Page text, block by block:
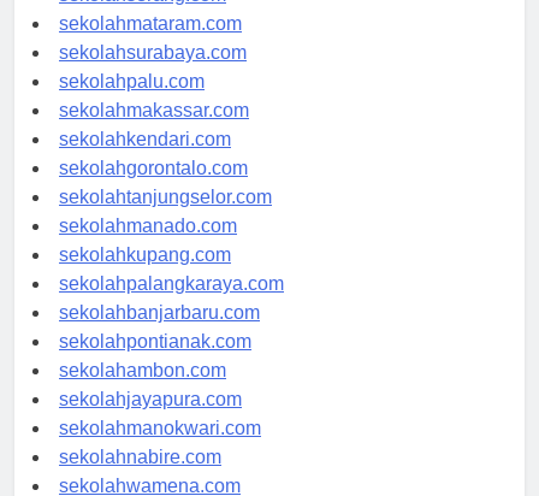
sekolahserang.com
sekolahmataram.com
sekolahsurabaya.com
sekolahpalu.com
sekolahmakassar.com
sekolahkendari.com
sekolahgorontalo.com
sekolahtanjungselor.com
sekolahmanado.com
sekolahkupang.com
sekolahpalangkaraya.com
sekolahbanjarbaru.com
sekolahpontianak.com
sekolahambon.com
sekolahjayapura.com
sekolahmanokwari.com
sekolahnabire.com